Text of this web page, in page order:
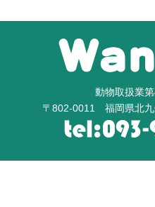
動物取扱業
〒802-0011 福岡県北九